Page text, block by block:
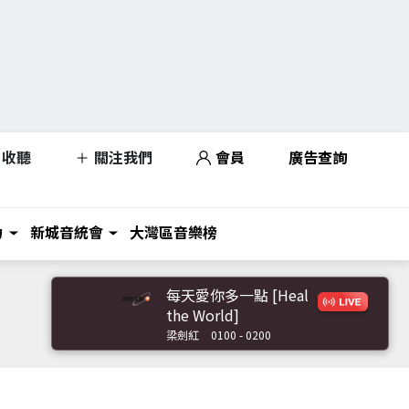
收聽 關注我們 會員 廣告查詢
新城音統會 大灣區音樂榜
每天愛你多一點 [Heal
the World]
梁劍紅 0100 - 0200